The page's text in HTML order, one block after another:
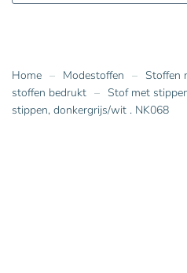
Home Modestoffen Stoffen
stoffen bedrukt
Stof met
stippen, donkergrijs/wit . NK068